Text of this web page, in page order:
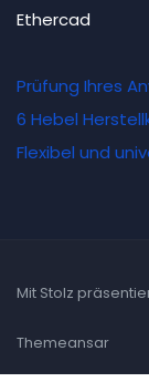
Ethercad
Prüfung Ihres
6 Hebel
Flexibel und
Mit Stolz
Themeansar